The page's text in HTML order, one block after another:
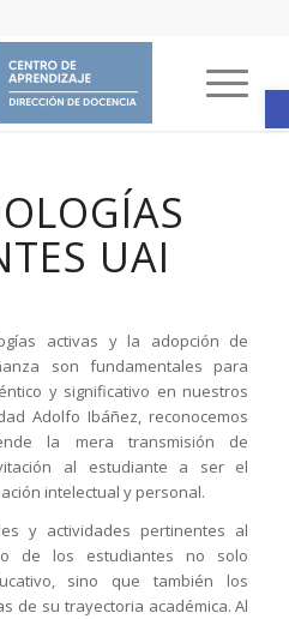
UAI
activas y la adopción de
son fundamentales para
y significativo en nuestros
Adolfo Ibáñez, reconocemos
la mera transmisión de
al estudiante a ser el
intelectual y personal.
y actividades pertinentes al
de los estudiantes no solo
sino que también los
de su trayectoria académica. Al